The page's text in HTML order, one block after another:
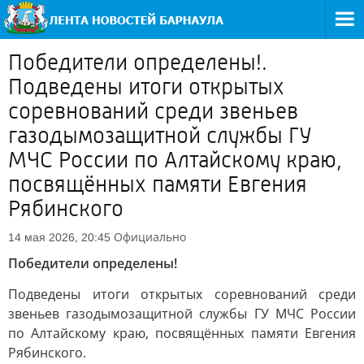
Победители определены!.
Подведены итоги открытых
соревнований среди звеньев
газодымозащитной службы ГУ
МЧС России по Алтайскому краю,
посвящённых памяти Евгения
Рябинского
14 мая 2026, 20:45 Официально
Победители определены!
Подведены итоги открытых соревнований среди
звеньев газодымозащитной службы ГУ МЧС России
по Алтайскому краю, посвящённых памяти Евгения
Рябинского.